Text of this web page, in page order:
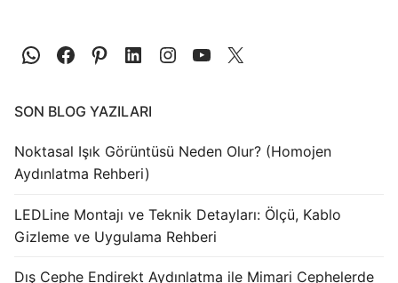
SON BLOG YAZILARI
Noktasal Işık Görüntüsü Neden Olur? (Homojen
Aydınlatma Rehberi)
LEDLine Montajı ve Teknik Detayları: Ölçü, Kablo
Gizleme ve Uygulama Rehberi
Dış Cephe Endirekt Aydınlatma ile Mimari Cephelerde